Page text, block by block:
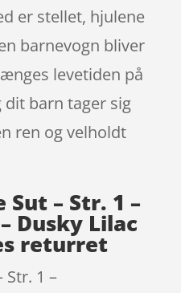
er stellet, hjulene
barnevogn bliver
levetiden på
barn tager sig
ren og velholdt
Sut – Str. 1 –
Dusky Lilac
returret
Str. 1 –